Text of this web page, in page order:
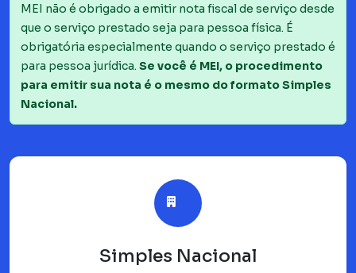
MEI não é obrigado a emitir nota fiscal de serviço desde
que o serviço prestado seja para pessoa física. É
obrigatória especialmente quando o serviço prestado é
para pessoa jurídica. Se você é MEI, o procedimento
para emitir sua nota é o mesmo do formato Simples
Nacional.
Simples Nacional